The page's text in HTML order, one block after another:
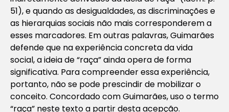
51), e quando as desigualdades, as discriminações e
as hierarquias sociais não mais corresponderem a
esses marcadores. Em outras palavras, Guimarães
defende que na experiência concreta da vida
social, a ideia de “raça” ainda opera de forma
significativa. Para compreender essa experiência,
portanto, não se pode prescindir de mobilizar o
conceito. Concordado com Guimarães, uso o termo
“raça” neste texto a partir desta acepção.